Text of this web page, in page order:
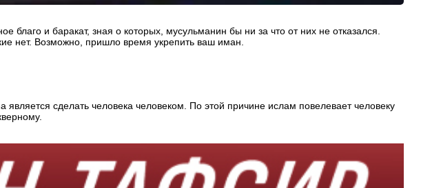
и баракат, зная о которых, мусульманин бы ни за что от них не отказался.
нет. Возможно, пришло время укрепить ваш иман.
сделать человека человеком. По этой причине ислам повелевает человеку